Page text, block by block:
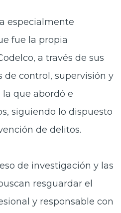
especialmente
fue la propia
a través de sus
de control, supervisión y
que abordó e
siguiendo lo dispuesto
de delitos.
de investigación y las
resguardar el
y responsable con